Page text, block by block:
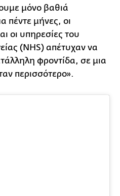
μόνο βαθιά
πέντε μήνες, οι
οι υπηρεσίες του
(NHS) απέτυχαν να
φροντίδα, σε μια
περισσότερο».